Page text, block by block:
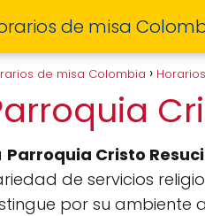
de misa
de misa Colombia
Parroquia Cristo
de servicios
por su ambiente